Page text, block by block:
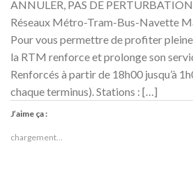
ANNULER, PAS DE
Réseaux Métro-Tram-Bus-Navette
Pour vous permettre de profiter
la RTM renforce et prolonge son
Renforcés à partir de 18h00 jusqu’à
chaque terminus). Stations : […]
J’aime ça :
chargement…